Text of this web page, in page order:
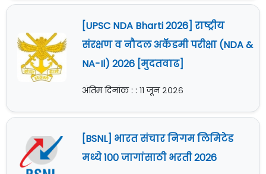
[UPSC NDA Bharti 2026] राष्ट्रीय
संरक्षण व नौदल अकॅडमी परीक्षा (NDA &
NA-Il) 2026 [मुदतवाढ]
अंतिम दिनांक : : ११ जून २०२६
[BSNL] भारत संचार निगम लिमिटेड
मध्ये 100 जागांसाठी भरती 2026